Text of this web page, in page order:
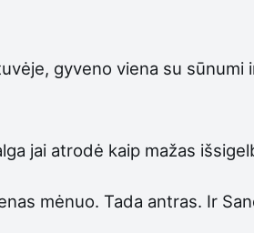
gyveno viena su sūnumi
jai atrodė kaip mažas
mėnuo. Tada antras. Ir